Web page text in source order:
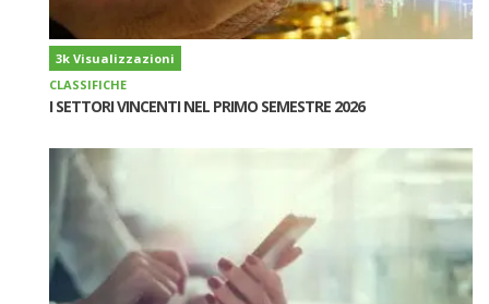
3k Visualizzazioni
CLASSIFICHE
I SETTORI VINCENTI NEL PRIMO SEMESTRE 2026